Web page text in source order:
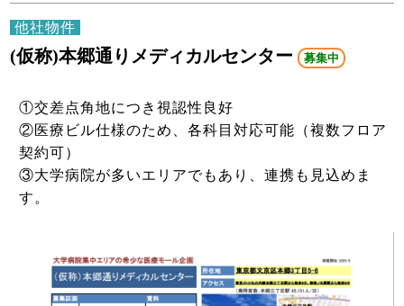
他社物件
(仮称)本郷通りメディカルセンター 募集中
①交差点角地につき視認性良好
②医療ビル仕様のため、各科目対応可能（複数フロア
契約可）
③大学病院が多いエリアでもあり、連携も見込めま
す。